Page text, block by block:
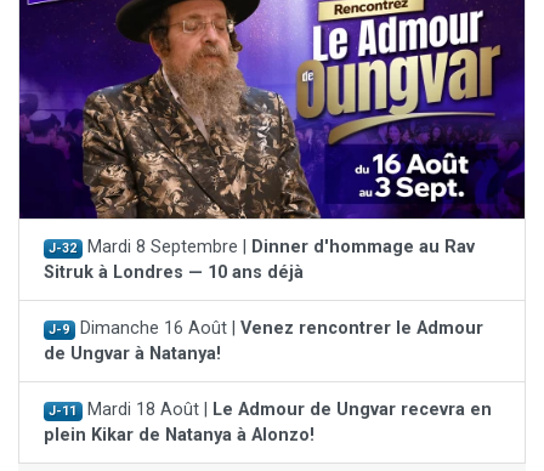
J-32 Mardi 8 Septembre |
Dinner d'hommage au Rav
Sitruk à Londres — 10 ans déjà
J-9 Dimanche 16 Août | Venez rencontrer le Admour
de Ungvar à Natanya!
J-11 Mardi 18 Août |
Le Admour de Ungvar recevra en
plein Kikar de Natanya à Alonzo!